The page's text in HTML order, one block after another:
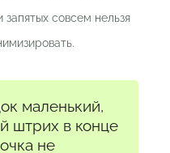
совсем нельзя
маленький,
штрих в конце
не